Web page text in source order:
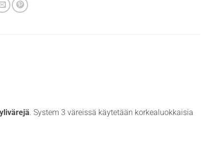
. System 3 väreissä käytetään korkealuokkaisia